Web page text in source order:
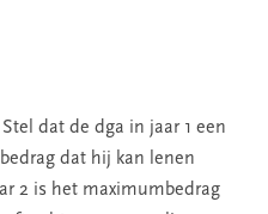
dat de dga in jaar 1 een
dat hij kan lenen
2 is het maximumbedrag